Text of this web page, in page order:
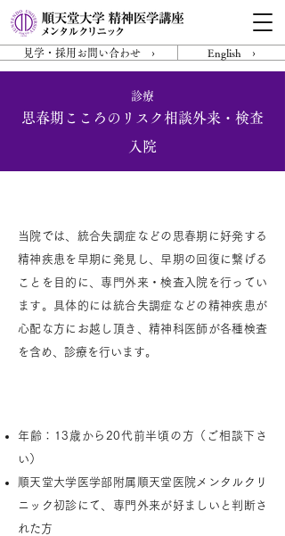
English ›
見学・採用お問い合わせ ›
診療
思春期こころのリスク相談外来・検査
入院
当院では、統合失調症などの思春期に好発する
精神疾患を早期に発見し、早期の回復に繋げる
ことを目的に、専門外来・検査入院を行ってい
ます。具体的には統合失調症などの精神疾患が
心配な方にお越し頂き、精神科医師が各種検査
を含め、診療を行います。
年齢：13歳から20代前半頃の方（ご相談下さ
い）
順天堂大学医学部附属順天堂医院メンタルクリ
ニック初診にて、専門外来が好ましいと判断さ
れた方